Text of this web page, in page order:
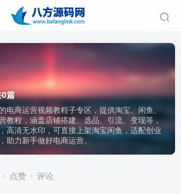
篇
电商运营视频教程子专区，提供淘宝、闲鱼、
教程，涵盖店铺搭建、选品、引流、变现等，
高清无水印，可直接上架淘宝闲鱼，适配创业
助力新手做好电商运营。
点赞 评论